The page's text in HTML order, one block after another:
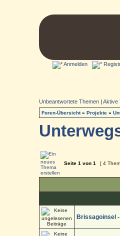
Anmelden
Unbeantwortete Themen |Aktive
Foren-Übersicht»Projekte »
Seite1 von1 [ 4
Brissagoinsel